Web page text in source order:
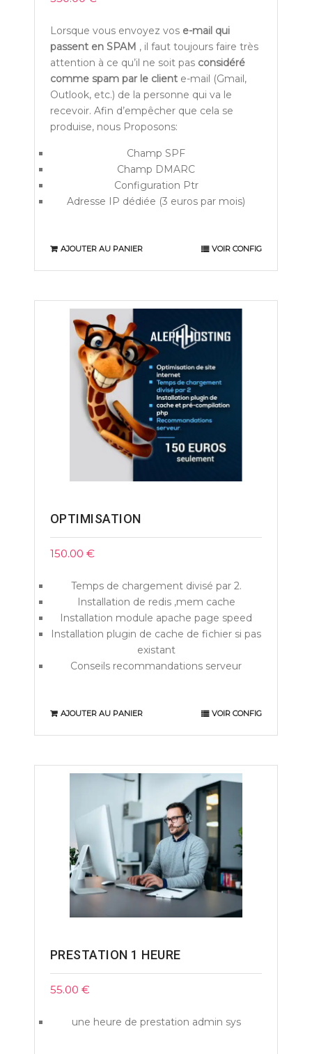
Lorsque vous envoyez vos e-mail qui
passent en SPAM , il faut toujours faire très
attention à ce qu’il ne soit pas considéré
comme spam par le cliente-mail (Gmail,
Outlook, etc.) de la personne qui va le
recevoir. Afin d’empêcher que cela se
produise, nous Proposons:
Champ SPF
Champ DMARC
Configuration Ptr
Adresse IP dédiée (3 euros par mois)
AJOUTER AU PANIER VOIR CONFIG
OPTIMISATION
150.00 €
Temps de chargement divisé par 2.
Installation de redis ,mem cache
Installation module apache page speed
Installation plugin de cache de fichier si pas
existant
Conseils recommandations serveur
AJOUTER AU PANIER VOIR CONFIG
PRESTATION 1 HEURE
55.00 €
une heure de prestation admin sys